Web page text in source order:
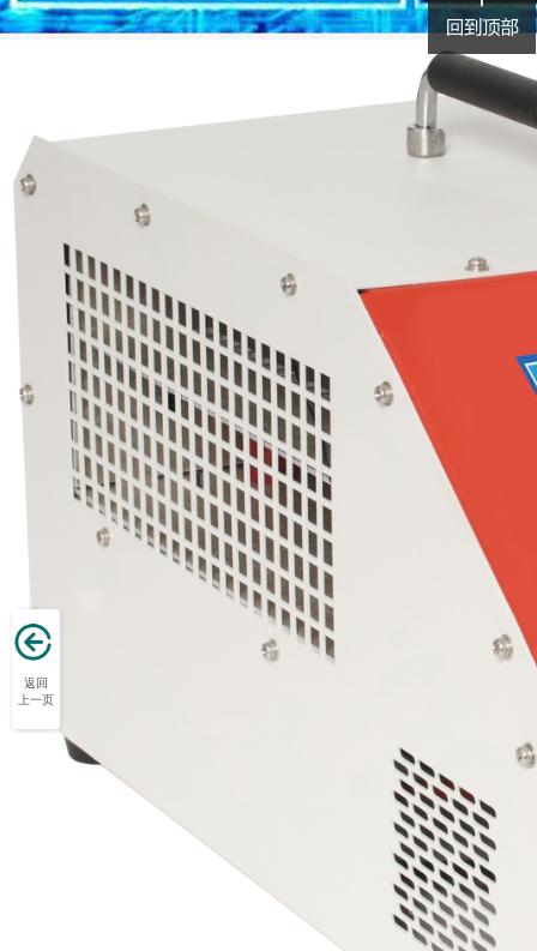
返回
上一页